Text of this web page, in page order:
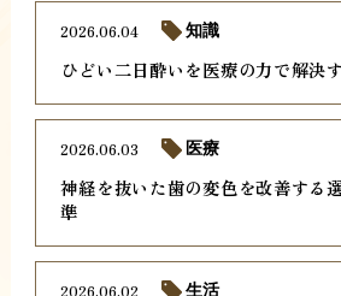
ひどい二日酔いを医療の力で解決
2026.06.04 知識
神経を抜いた歯の変色を改善する
準
2026.06.03 医療
2026.06.02 生活